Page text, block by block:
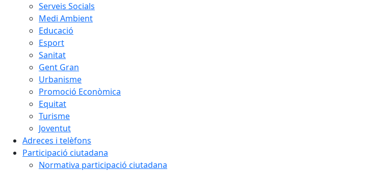
Serveis Socials
Medi Ambient
Educació
Esport
Sanitat
Gent Gran
Urbanisme
Promoció Econòmica
Equitat
Turisme
Joventut
Adreces i telèfons
Participació ciutadana
Normativa participació ciutadana